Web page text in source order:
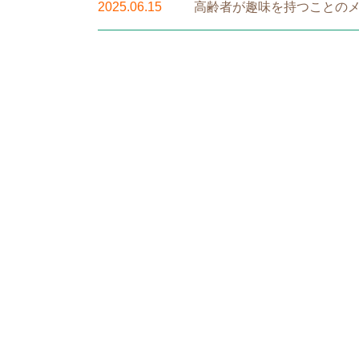
2025.06.15
高齢者が趣味を持つことの